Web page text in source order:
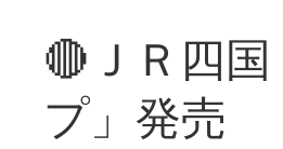
🔴ＪＲ四
プ」発売